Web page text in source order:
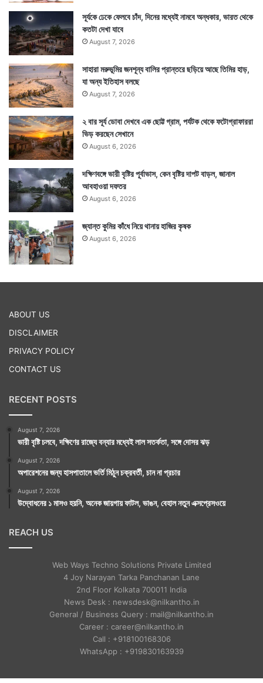
সূর্যকে ঢেকে ফেলবে চাঁদ, দিনের মধ্যেই নামবে অন্ধকার, ভারত থেকে
কতটা দেখা যাবে
August 7, 2026
সাহারা মরুভূমির জনশূন্য বালির প্রান্তরে ছড়িয়ে আছে তিমির হাড়,
যা অন্য ইতিহাস বলছে
August 7, 2026
২ বার সূর্য ডোবা দেখবে এক ছোট্ট গ্রাম, পর্যটক থেকে ফটোগ্রাফাররা
ভিড় করছেন সেখানে
August 6, 2026
দক্ষিণবঙ্গে ভারী বৃষ্টির পূর্বাভাস, কেন বৃষ্টির দাপট বাড়ল, জানাল
আবহাওয়া দফতর
August 6, 2026
জ্যান্ত কুমির কাঁধে নিয়ে থানায় হাজির কৃষক
August 6, 2026
ABOUT US
DISCLAIMER
PRIVACY POLICY
CONTACT US
RECENT POSTS
August 7, 2026
ভারী বৃষ্টি চলবে, দক্ষিণের রাজ্যে বন্যার মধ্যেই লাল সতর্কতা, সঙ্গে দোসর ঝড়
August 7, 2026
অপারেশনের জন্য হাসপাতালে ভর্তি মিঠুন চক্রবর্তী, চান না প্রচার
August 7, 2026
উদ্বোধনের ১ মাসও হয়নি, অনেক জায়গায় ফাটল, ভাঙন, বেহাল নতুন এক্সপ্রেসওয়ে
REACH US
Web Ways Techno Solutions Private Limited
4 Joy Narayan Tarka Panchanan Lane
2nd Floor Kolkata 700011 India
News Desk : newsdesk@nilkantho.in
General / Business Query : mail@nilkantho.in
Career : career@nilkantho.in
Call : +918100168306
WhatsApp : +919830163939